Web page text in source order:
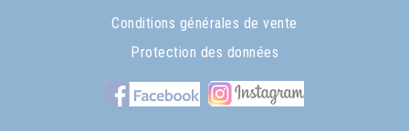
Conditions générales de vente
Protection des données